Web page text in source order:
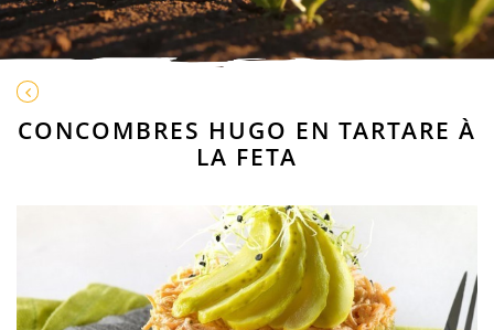
CONCOMBRES HUGO EN TARTARE À
LA FETA